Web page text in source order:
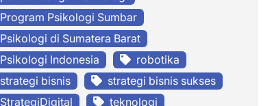
Program Psikologi Sumbar
Psikologi di Sumatera Barat
Psikologi Indonesia
robotika
strategi bisnis
strategi bisnis sukses
StrategiDigital
teknologi